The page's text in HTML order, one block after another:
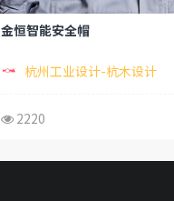
金恒智能安全帽
杭州工业设计-杭木设计
2220